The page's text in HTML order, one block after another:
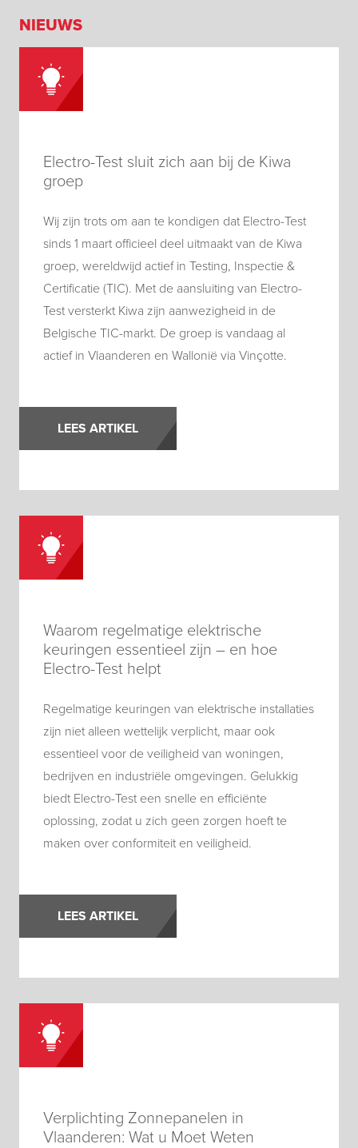
NIEUWS
Electro-Test sluit zich aan bij de Kiwa
groep
Wij zijn trots om aan te kondigen dat Electro-Test
sinds 1 maart officieel deel uitmaakt van de Kiwa
groep, wereldwijd actief in Testing, Inspectie &
Certificatie (TIC). Met de aansluiting van Electro-
Test versterkt Kiwa zijn aanwezigheid in de
Belgische TIC-markt. De groep is vandaag al
actief in Vlaanderen en Wallonië via Vinçotte.
LEES ARTIKEL
Waarom regelmatige elektrische
keuringen essentieel zijn – en hoe
Electro-Test helpt
Regelmatige keuringen van elektrische installaties
zijn niet alleen wettelijk verplicht, maar ook
essentieel voor de veiligheid van woningen,
bedrijven en industriële omgevingen. Gelukkig
biedt Electro-Test een snelle en efficiënte
oplossing, zodat u zich geen zorgen hoeft te
maken over conformiteit en veiligheid.
LEES ARTIKEL
Verplichting Zonnepanelen in
Vlaanderen: Wat u Moet Weten